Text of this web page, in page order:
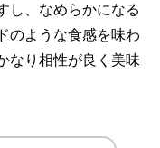
し、なめらかになる
のような食感を味わ
なり相性が良く美味